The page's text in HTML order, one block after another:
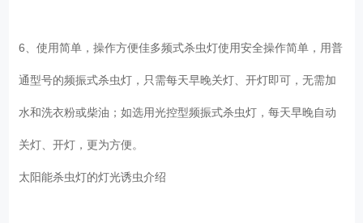
6、使用简单，操作方便佳多频式杀虫灯使用安全操作简单，用普
通型号的频振式杀虫灯，只需每天早晚关灯、开灯即可，无需加
水和洗衣粉或柴油；如选用光控型频振式杀虫灯，每天早晚自动
关灯、开灯，更为方便。
太阳能杀虫灯的灯光诱虫介绍